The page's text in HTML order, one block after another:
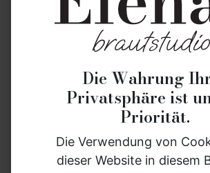
Curvy
Plus Size
für deinen
Jede Braut ist einzigartig –
wunderschön. ✨
Die Wahrung
Privatsphäre ist
Priorität.
Die Verwendung von
dieser Website in diesem